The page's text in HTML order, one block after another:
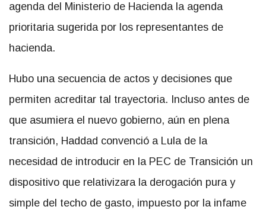
agenda del Ministerio de Hacienda la agenda
prioritaria sugerida por los representantes de
hacienda.
Hubo una secuencia de actos y decisiones que
permiten acreditar tal trayectoria. Incluso antes de
que asumiera el nuevo gobierno, aún en plena
transición, Haddad convenció a Lula de la
necesidad de introducir en la PEC de Transición un
dispositivo que relativizara la derogación pura y
simple del techo de gasto, impuesto por la infame